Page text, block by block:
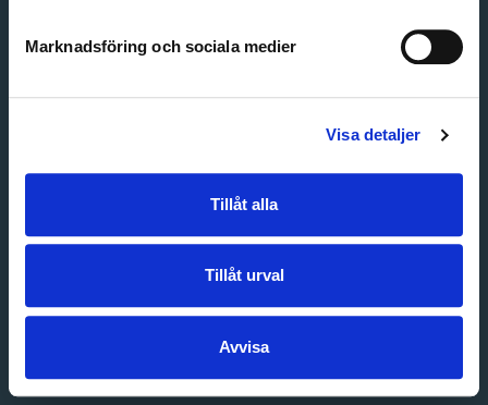
Marknadsföring och sociala medier
Visa detaljer
Tillåt alla
Tillåt urval
Avvisa